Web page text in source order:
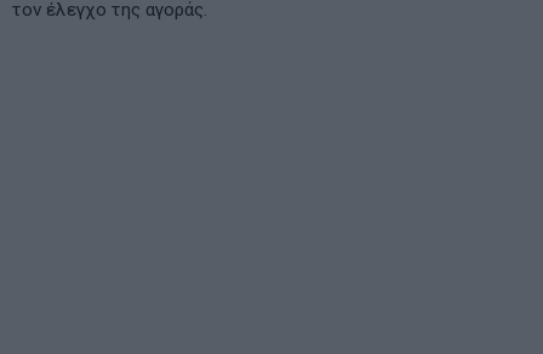
τον έλεγχο της αγοράς.